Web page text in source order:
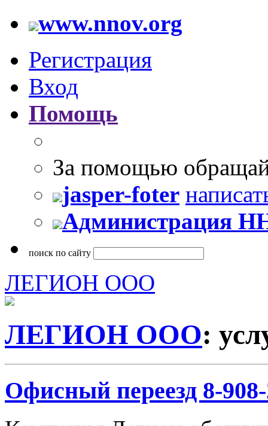
www.nnov.org
Регистрация
Вход
Помощь
За помощью
jasper-foter
Администрация
поиск по сайту
ЛЕГИОН ООО
ЛЕГИОН ООО:
Офисный переезд 8-